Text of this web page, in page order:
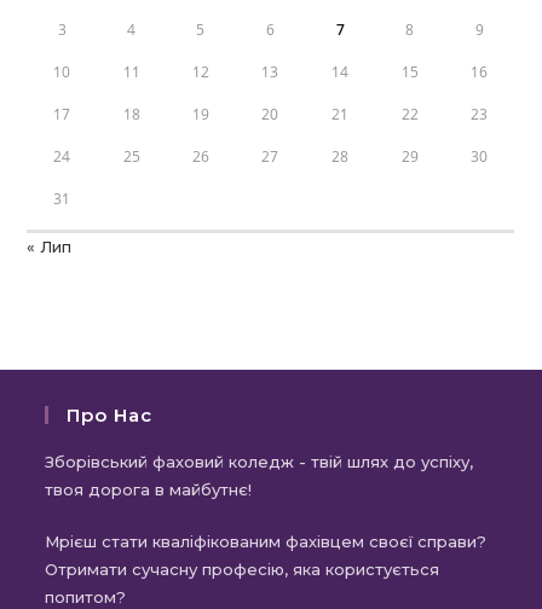
3 4 5 6 7 8 9
10 11 12 13 14 15 16
17 18 19 20 21 22 23
24 25 26 27 28 29 30
31
« Лип
Про Нас
Зборівський фаховий коледж - твій шлях до успіху,
твоя дорога в майбутнє!
Мрієш стати кваліфікованим фахівцем своєї справи?
Отримати сучасну професію, яка користується
попитом?